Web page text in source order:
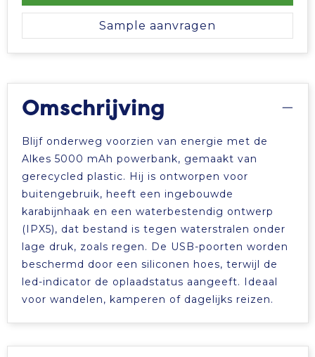
Sample aanvragen
Omschrijving
Blijf onderweg voorzien van energie met de
Alkes 5000 mAh powerbank, gemaakt van
gerecycled plastic. Hij is ontworpen voor
buitengebruik, heeft een ingebouwde
karabijnhaak en een waterbestendig ontwerp
(IPX5), dat bestand is tegen waterstralen onder
lage druk, zoals regen. De USB-poorten worden
beschermd door een siliconen hoes, terwijl de
led-indicator de oplaadstatus aangeeft. Ideaal
voor wandelen, kamperen of dagelijks reizen.